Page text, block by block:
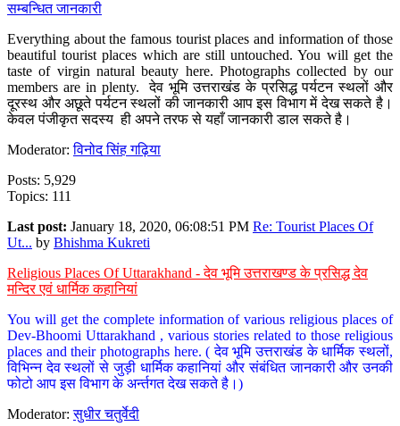
सम्बन्धित जानकारी
Everything about the famous tourist places and information of those
beautiful tourist places which are still untouched. You will get the
taste of virgin natural beauty here. Photographs collected by our
members are in plenty. देव भूमि उत्तराखंड के प्रसिद्ध पर्यटन स्थलों और
दूरस्थ और अछूते पर्यटन स्थलों की जानकारी आप इस विभाग में देख सकते है।
केवल पंजीकृत सदस्य ही अपने तरफ से यहाँ जानकारी डाल सकते है।
Moderator:विनोद सिंह गढ़िया
Posts: 5,929
Topics: 111
Last post: January 18, 2020, 06:08:51 PM Re: Tourist Places Of
Ut... by Bhishma Kukreti
Religious Places Of Uttarakhand - देव भूमि उत्तराखण्ड के प्रसिद्ध देव
मन्दिर एवं धार्मिक कहानियां
You will get the complete information of various religious places of
Dev-Bhoomi Uttarakhand , various stories related to those religious
places and their photographs here. ( देव भूमि उत्तराखंड के धार्मिक स्थलों,
विभिन्न देव स्थलों से जुड़ी धार्मिक कहानियां और संबंधित जानकारी और उनकी
फोटो आप इस विभाग के अर्न्तगत देख सकते है।)
Moderator:सुधीर चतुर्वेदी